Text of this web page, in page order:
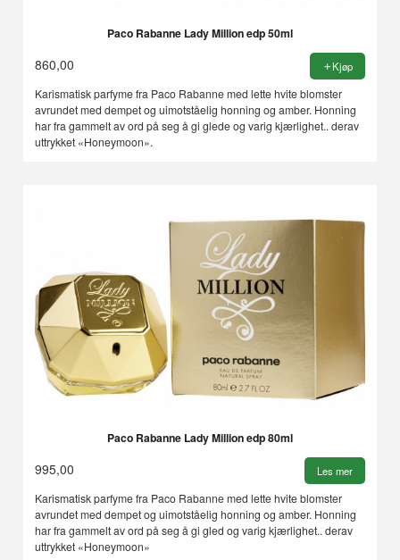
Paco Rabanne Lady Million edp 50ml
860,00 Kjøp
Karismatisk parfyme fra Paco Rabanne med lette hvite blomster
avrundet med dempet og uimotståelig honning og amber. Honning
har fra gammelt av ord på seg å gi glede og varig kjærlighet.. derav
uttrykket «Honeymoon».
Paco Rabanne Lady Million edp 80ml
995,00 Les mer
Karismatisk parfyme fra Paco Rabanne med lette hvite blomster
avrundet med dempet og uimotståelig honning og amber. Honning
har fra gammelt av ord på seg å gi gled og varig kjærlighet.. derav
uttrykket «Honeymoon»